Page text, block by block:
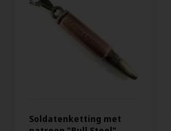
Soldatenketting met